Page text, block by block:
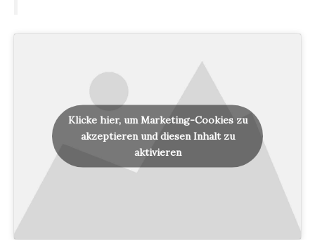
Klicke hier, um Marketing-Cookies zu
akzeptieren und diesen Inhalt zu
aktivieren